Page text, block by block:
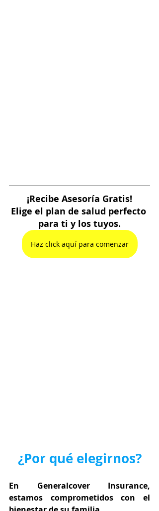
¡Recibe Asesoría Gratis!
Elige el plan de salud perfecto
para ti y los tuyos.
Haz click aquí para comenzar
¿Por qué elegirnos?
En Generalcover Insurance,
estamos comprometidos con el